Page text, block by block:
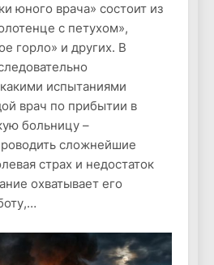
юного врача» состоит из
с петухом»,
горло» и других. В
испытаниями
врач по прибытии в
больницу –
сложнейшие
страх и недостаток
охватывает его